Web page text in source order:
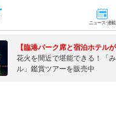
ニュース･連載
【臨港パーク席と宿泊ホテルが
花火を間近で堪能できる！「
ル」鑑賞ツアーを販売中